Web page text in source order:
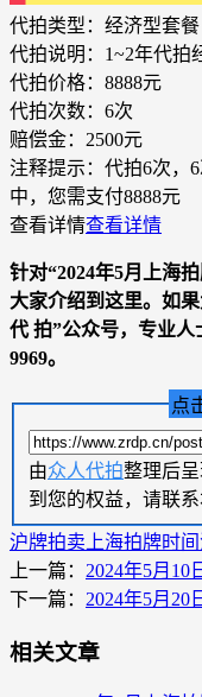
代拍类型： 经济型套餐
代拍说明： 1~2年代拍
代拍价格： 8888元
代拍次数： 6次
赔偿金： 2500元
注释提示： 代拍6次，
中，您需支付8888元
查看详情查看详情
针对“2024年5月上海
大家介绍到这里。如
代 拍”公众号，专业人
9969。
点
由众人代拍整理后
到您的权益，请联
沪牌拍卖 上海拍牌时间
上一篇： 2024年5月10
下一篇： 2024年5月20
相关文章